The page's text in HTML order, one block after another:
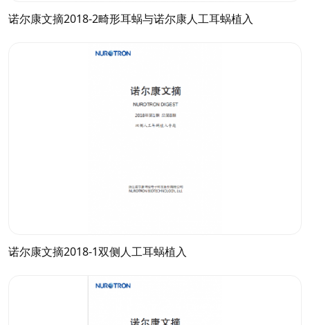
诺尔康文摘2018-2畸形耳蜗与诺尔康人工耳蜗植入
诺尔康文摘2018-1双侧人工耳蜗植入